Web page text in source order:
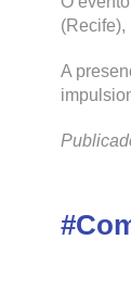
(Recife),
A